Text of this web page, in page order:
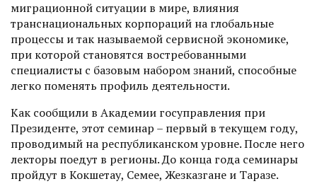
миграционной ситуации в мире, влияния
транснациональных корпораций на глобальные
процессы и так называемой сервисной экономике,
при которой становятся востребованными
специалисты с базовым набором знаний, способные
легко поменять профиль деятельности.
Как сообщили в Академии гос­управления при
Президенте, этот семинар – первый в текущем году,
проводимый на респуб­ликанском уровне. После него
лекторы поедут в регионы. До конца года семинары
пройдут в Кокшетау, Семее, Жезказгане и Таразе.